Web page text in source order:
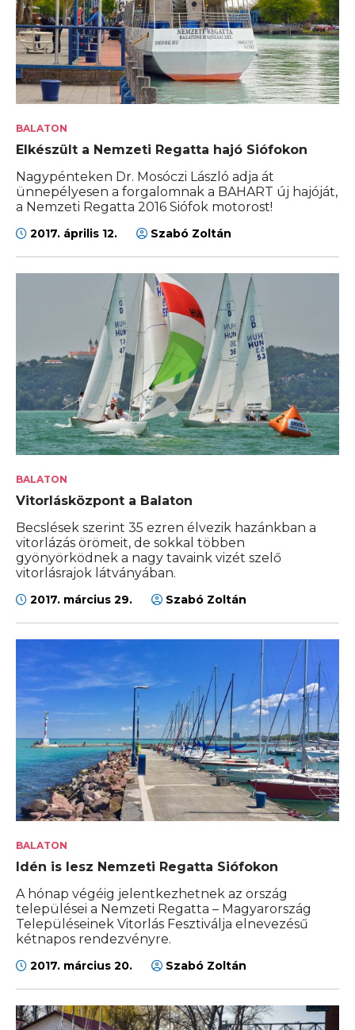
BALATON
Elkészült a Nemzeti Regatta hajó Siófokon
Nagypénteken Dr. Mosóczi László adja át
ünnepélyesen a forgalomnak a BAHART új hajóját,
a Nemzeti Regatta 2016 Siófok motorost!
2017. április 12. Szabó Zoltán
BALATON
Vitorlásközpont a Balaton
Becslések szerint 35 ezren élvezik hazánkban a
vitorlázás örömeit, de sokkal többen
gyönyörködnek a nagy tavaink vizét szelő
vitorlásrajok látványában.
2017. március 29. Szabó Zoltán
BALATON
Idén is lesz Nemzeti Regatta Siófokon
A hónap végéig jelentkezhetnek az ország
települései a Nemzeti Regatta – Magyarország
Településeinek Vitorlás Fesztiválja elnevezésű
kétnapos rendezvényre.
2017. március 20. Szabó Zoltán